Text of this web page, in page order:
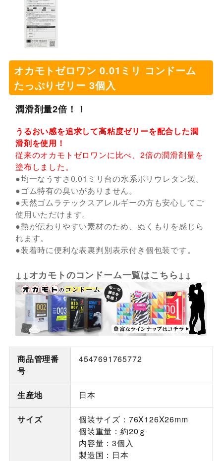
オカモトゼロワン 0.01ミリ コンドーム
たっぷりゼリー 3個入
潤滑剤量2倍！！
うるおい感を追求して高粘度ゼリーを配合した潤
滑剤を使用！
従来のオカモトゼロワンに比べ、2倍の潤滑剤量を
塗布しました。
●均一なうすさ0.01ミリ台の水系ポリウレタン製。
●ゴム特有の臭いがありません。
●天然ゴムラテックスアレルギーの方も安心してご
使用いただけます。
●熱が伝わりやすい素材のため、ぬくもりを感じら
れます。
●装着時に便利な表裏判別表示付き個包装です。
↓↓オカモトのコンドーム一覧はこちら↓↓
商品管理番
号
4547691765772
生産地 日本
サイズ
個装サイズ：76X126X26mm
個装重量：約20ｇ
内容量：3個入
製造国：日本